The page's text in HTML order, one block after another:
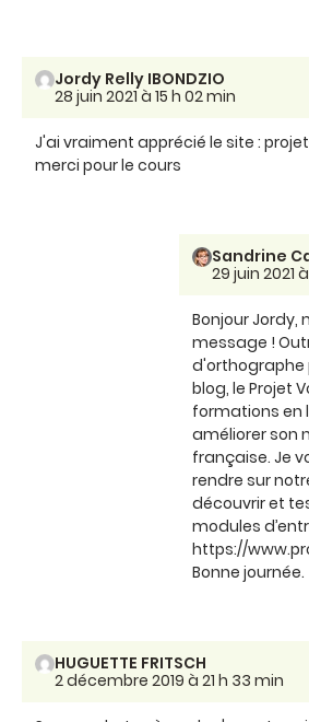
Jordy Relly IBONDZIO
28 juin 2021 à 15 h 02 min
J'ai vraiment apprécié le site :
merci pour le cours
Sandrine
29 juin 2021
Bonjour Jordy,
message !
d'orthographe
blog, le Projet
formations en
améliorer son
française. Je
rendre sur
découvrir et
modules
https://
Bonne journée.
HUGUETTE FRITSCH
2 décembre 2019 à 21 h 33 min